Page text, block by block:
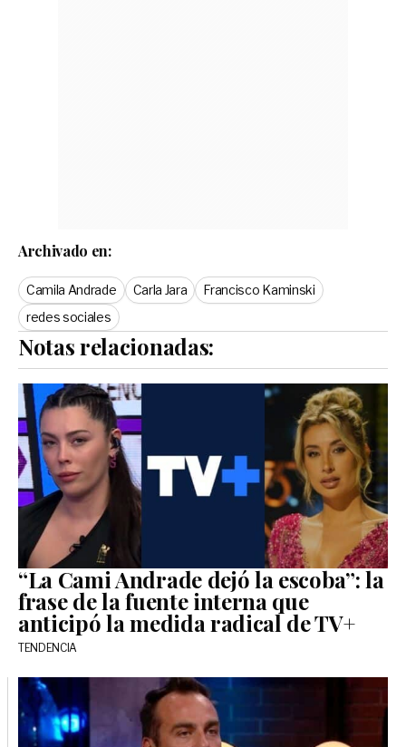
Archivado en:
Camila Andrade Carla Jara
Francisco Kaminski
redes sociales
Notas relacionadas:
“La Cami Andrade dejó la escoba”: la
frase de la fuente interna que
anticipó la medida radical de TV+
TENDENCIA